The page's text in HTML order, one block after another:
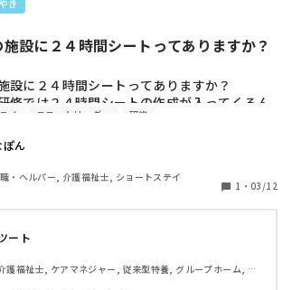
き
設に２４時間シートってありますか？
設に２４時間シートってありますか？
修では２４時間シートの作成が入ってくるん
テイだからなのか？
は具体的にどういうことを書いているのか教
です！
イ ユニットリーダー 研修
ぽん
・ヘルパー, 介護福祉士, ショートステイ
1 ・ 03/12
ート
護福祉士, ケアマネジャー, 従来型特養, グループホーム, デ